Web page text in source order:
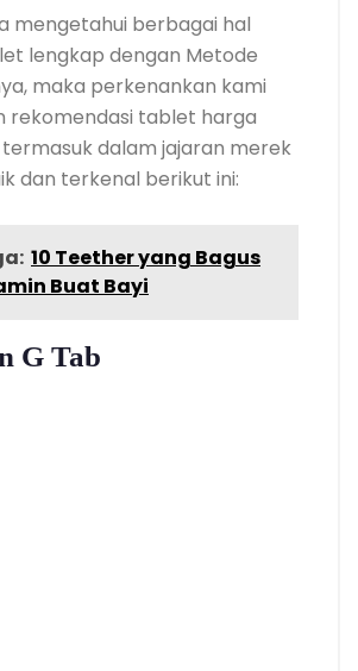
mengetahui berbagai hal
lengkap dengan Metode
maka perkenankan kami
rekomendasi tablet harga
dalam jajaran merek
dan terkenal berikut ini:
10 Teether yang Bagus
Buat Bayi
G Tab